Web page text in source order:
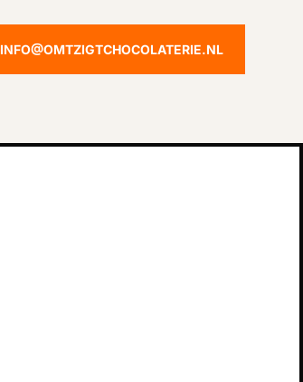
INFO@OMTZIGTCHOCOLATERIE.NL